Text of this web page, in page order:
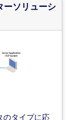
ーソリューシ
のタイプに応